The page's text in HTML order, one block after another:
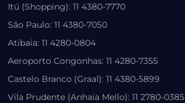
Itú (Shopping): 11 4380-7770
São Paulo: 11 4380-7050
Atibaia: 11 4280-0804
Aeroporto Congonhas: 11 4280-7355
Castelo Branco (Graal): 11 4380-5899
Vila Prudente (Anhaia Mello): 11 2780-0385